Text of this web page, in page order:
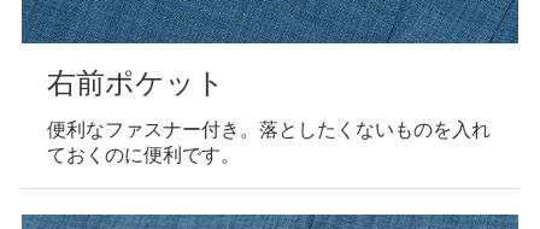
右前ポケット
便利なファスナー付き。落としたくないものを入れ
ておくのに便利です。